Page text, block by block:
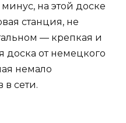
на этой доске
станция, не
— крепкая и
доска от немецкого
немало
в сети.